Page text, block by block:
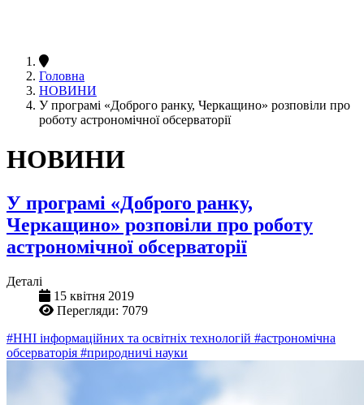
Головна
НОВИНИ
У програмі «Доброго ранку, Черкащино» розповіли про
роботу астрономічної обсерваторії
НОВИНИ
У програмі «Доброго ранку,
Черкащино» розповіли про роботу
астрономічної обсерваторії
Деталі
15 квітня 2019
Перегляди: 7079
#ННІ інформаційних та освітніх технологій #астрономічна
обсерваторія #природничі науки